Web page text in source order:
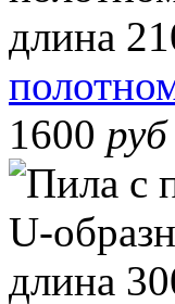
1600 руб